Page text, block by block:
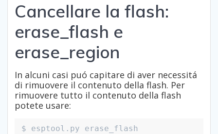
Cancellare la flash:
erase_flash e
erase_region
In alcuni casi puó capitare di aver necessitá
di rimuovere il contenuto della flash. Per
rimuovere tutto il contenuto della flash
potete usare:
$ esptool.py erase_flash